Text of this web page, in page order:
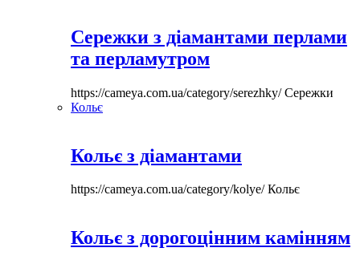
Сережки з діамантами перлами
та перламутром
https://cameya.com.ua/category/serezhky/Сережки
Кольє
Кольє з діамантами
https://cameya.com.ua/category/kolye/Кольє
Кольє з дорогоцінним камінням